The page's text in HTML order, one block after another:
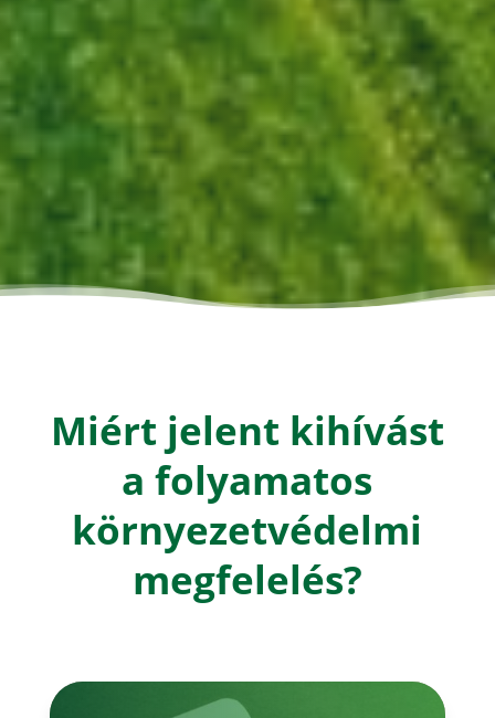
Miért jelent kihívást
a folyamatos
környezetvédelmi
megfelelés?